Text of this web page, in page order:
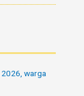
2026, warga